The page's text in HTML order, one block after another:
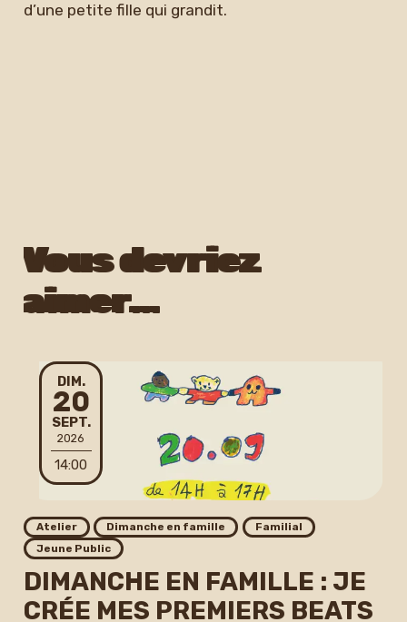
d’une petite fille qui grandit.
Vous devriez
aimer…
DIMANCHE
DIM.
20
SEPTEMBRE
SEPT.
2026
14:00
Atelier Dimanche en famille
Familial
Jeune Public
DIMANCHE EN FAMILLE : JE
CRÉE MES PREMIERS BEATS